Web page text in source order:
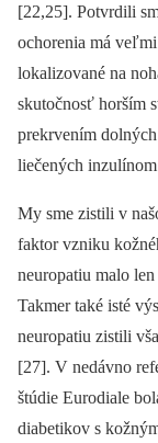
[22,25]. Potvrdili
ochorenia má
lokalizované na
skutočnosť horším
prekrvením
liečených
My sme zistili v
faktor vzniku
neuropatiu malo
Takmer také isté
neuropatiu zistili
[27]. V nedávno
štúdie Eurodiale
diabetikov s